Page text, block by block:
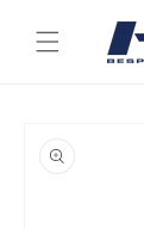
obsahu